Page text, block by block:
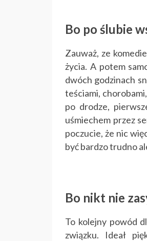
Bo po ślubie
Zauważ, ze
życia. A potem
dwóch godzinach
teściami,
po drodze,
uśmiechem przez
poczucie, że nic
być bardzo trudno
Bo nikt nie
To kolejny powód
związku. Ideał